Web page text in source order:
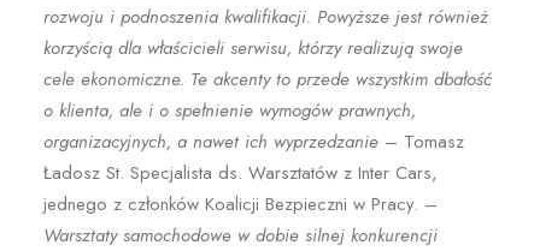
rozwoju i podnoszenia kwalifikacji. Powyższe jest również
korzyścią dla właścicieli serwisu, którzy realizują swoje
cele ekonomiczne. Te akcenty to przede wszystkim dbałość
o klienta, ale i o spełnienie wymogów prawnych,
organizacyjnych, a nawet ich wyprzedzanie – Tomasz
Ładosz St. Specjalista ds. Warsztatów z Inter Cars,
jednego z członków Koalicji Bezpieczni w Pracy. –
Warsztaty samochodowe w dobie silnej konkurencji